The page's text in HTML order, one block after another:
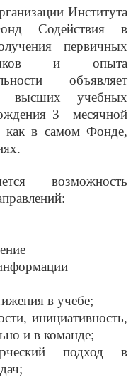
Института
Содействия в
первичных
и опыта
объявляет
высших учебных
3 месячной
как в самом Фонде,
возможность
в учебе;
инициативность,
и в команде;
подход в